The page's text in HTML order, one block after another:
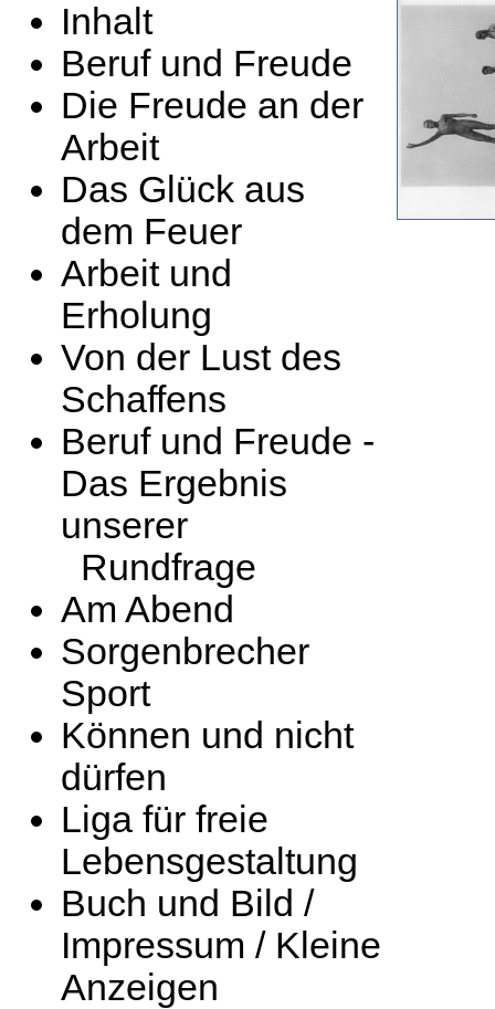
Inhalt
Beruf und Freude
Die Freude an der
Arbeit
Das Glück aus
dem Feuer
Arbeit und
Erholung
Von der Lust des
Schaffens
Beruf und Freude -
Das Ergebnis
unserer
Rundfrage
Am Abend
Sorgenbrecher
Sport
Können und nicht
dürfen
Liga für freie
Lebensgestaltung
Buch und Bild /
Impressum / Kleine
Anzeigen